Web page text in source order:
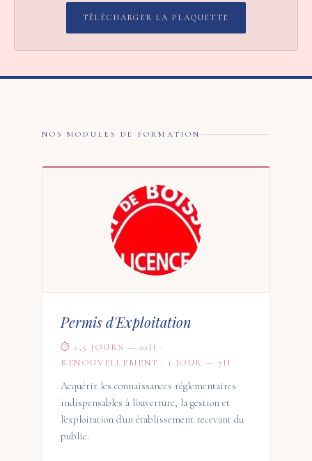
TÉLÉCHARGER LA PLAQUETTE
NOS MODULES DE FORMATION
Permis d'Exploitation
⏱ 2,5 JOURS — 20H ·
RENOUVELLEMENT : 1 JOUR — 7H
Acquérir les connaissances réglementaires
indispensables à l'ouverture, la gestion et
l'exploitation d'un établissement recevant du
public.